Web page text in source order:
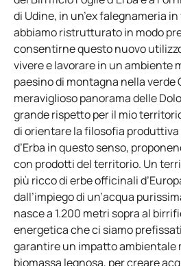
di Udine, in un’ex falegnameria
abbiamo ristrutturato in modo
consentirne questo nuovo
vivere e lavorare in un ambiente
paesino di montagna nella verde
meraviglioso panorama delle
grande rispetto per il mio
di orientare la filosofia
d’Erba in questo senso,
con prodotti del territorio. Un
più ricco di erbe officinali
dall’impiego di un’acqua
nasce a 1.200 metri sopra al
energetica che ci siamo
garantire un impatto ambientale
biomassa legnosa, per creare